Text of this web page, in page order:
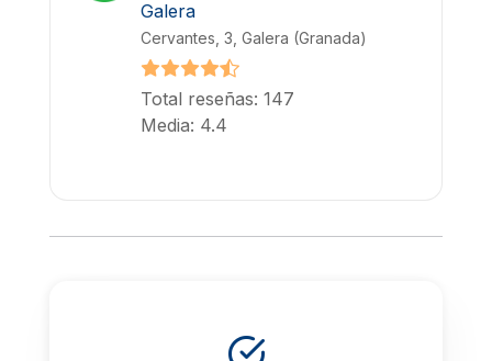
Galera
Cervantes, 3, Galera (Granada)
Total reseñas: 147
Media: 4.4